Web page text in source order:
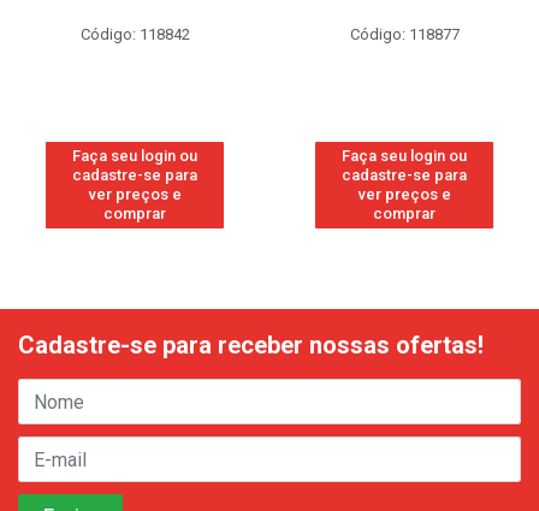
Código: 118842
Faça seu login ou
cadastre-se para
ver preços e
comprar
Código: 118877
Faça seu login ou
cadastre-se para
ver preços e
comprar
Cadastre-se para receber nossas ofertas!